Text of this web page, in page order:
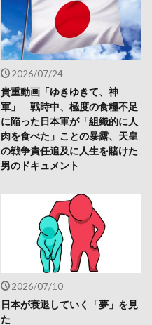
2026/07/24
貴重動画「ゆきゆきて、神
軍」 戦時中、極度の食糧不足
に陥った日本軍が「組織的に人
肉を食べた」ことの暴露、天皇
の戦争責任追及に人生を賭けた
男のドキュメント
2026/07/10
日本が衰退していく「夢」を見
た